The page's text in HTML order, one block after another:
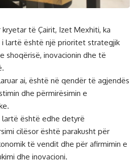
kryetar të Çairit, Izet Mexhiti, ka
i lartë është një prioritet strategjik
shoqërisë, inovacionin dhe të
ai, është në qendër të agjendës
dhe përmirësimin e
lartë është edhe detyrë
cilësor është parakusht për
të vendit dhe për afirmimin e
dhe inovacioni.